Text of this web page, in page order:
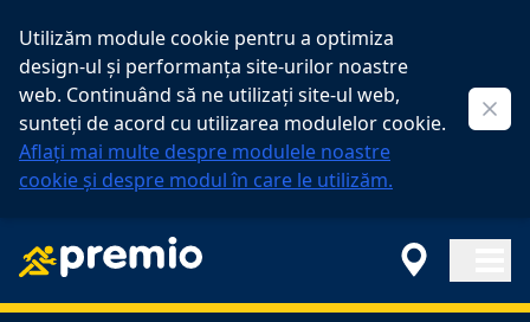
Utilizăm module cookie pentru a optimiza
design-ul și performanța site-urilor noastre
web. Continuând să ne utilizați site-ul web,
sunteți de acord cu utilizarea modulelor cookie.
Aflați mai multe despre modulele noastre
cookie și despre modul în care le utilizăm.